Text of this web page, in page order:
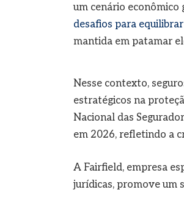
um cenário econômico
desafios para
mantida em patamar
Nesse contexto,
estratégicos na
Nacional das
em 2026, refletindo a
A Fairfield, empresa
jurídicas, promove um